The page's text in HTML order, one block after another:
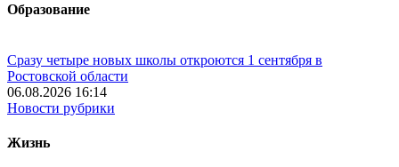
Образование
Сразу четыре новых школы откроются 1 сентября в
Ростовской области
06.08.2026 16:14
Новости рубрики
Жизнь